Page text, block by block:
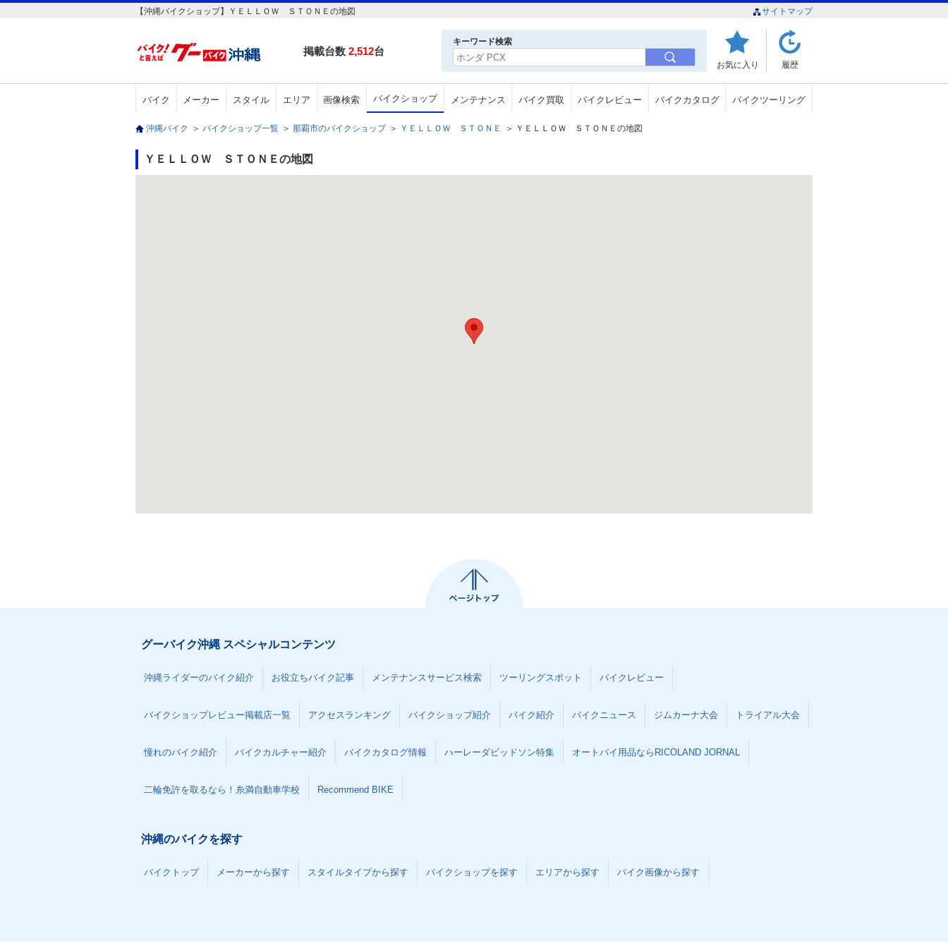
【沖縄バイクショップ】ＹＥＬＬＯＷ ＳＴＯＮＥの地図 サイトマップ
掲載台数 2,512台
キーワード検索
お気に入り 履歴
バイク メーカー スタイル エリア 画像検索 バイクショップ メンテナンス バイク買取 バイクレビュー バイクカタログ バイクツーリング
沖縄バイク ＞ バイクショップ一覧 ＞ 那覇市のバイクショップ ＞ ＹＥＬＬＯＷ ＳＴＯＮＥ ＞ ＹＥＬＬＯＷ ＳＴＯＮＥの地図
ＹＥＬＬＯＷ ＳＴＯＮＥの地図
グーバイク沖縄 スペシャルコンテンツ
沖縄ライダーのバイク紹介 お役立ちバイク記事 メンテナンスサービス検索 ツーリングスポット バイクレビュー
バイクショップレビュー掲載店一覧 アクセスランキング バイクショップ紹介 バイク紹介 バイクニュース ジムカーナ大会 トライアル大会
憧れのバイク紹介 バイクカルチャー紹介 バイクカタログ情報 ハーレーダビッドソン特集 オートバイ用品ならRICOLAND JORNAL
二輪免許を取るなら！糸満自動車学校 Recommend BIKE
沖縄のバイクを探す
バイクトップ メーカーから探す スタイルタイプから探す バイクショップを探す エリアから探す バイク画像から探す